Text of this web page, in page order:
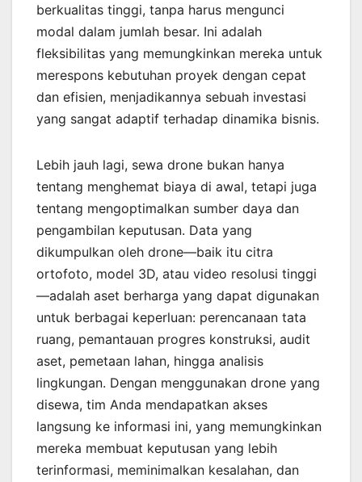
berkualitas tinggi, tanpa harus mengunci
modal dalam jumlah besar. Ini adalah
fleksibilitas yang memungkinkan mereka untuk
merespons kebutuhan proyek dengan cepat
dan efisien, menjadikannya sebuah investasi
yang sangat adaptif terhadap dinamika bisnis.
Lebih jauh lagi, sewa drone bukan hanya
tentang menghemat biaya di awal, tetapi juga
tentang mengoptimalkan sumber daya dan
pengambilan keputusan. Data yang
dikumpulkan oleh drone—baik itu citra
ortofoto, model 3D, atau video resolusi tinggi
—adalah aset berharga yang dapat digunakan
untuk berbagai keperluan: perencanaan tata
ruang, pemantauan progres konstruksi, audit
aset, pemetaan lahan, hingga analisis
lingkungan. Dengan menggunakan drone yang
disewa, tim Anda mendapatkan akses
langsung ke informasi ini, yang memungkinkan
mereka membuat keputusan yang lebih
terinformasi, meminimalkan kesalahan, dan